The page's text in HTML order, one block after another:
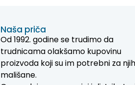
Naša priča
Od 1992. godine se trudimo da
trudnicama olakšamo kupovinu
proizvoda koji su im potrebni za
mališane.